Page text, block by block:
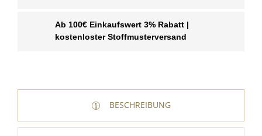
Ab 100€ Einkaufswert 3% Rabatt |
kostenloster Stoffmusterversand
BESCHREIBUNG
WUNSCHLISTE ERSTELLEN
Name der Wunschliste
ANMELDEN